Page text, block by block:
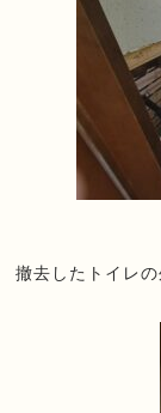
撤去したトイレ